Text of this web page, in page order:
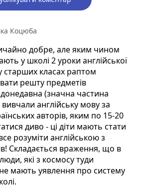
Коцюба
добре, але яким чином
у школі 2 уроки англійської
класах раптом
решту предметів
(значна частина
вивчали англійську мову за
авторів, яким по 15-20
диво - ці діти мають стати
розуміти англійською з
Складається враження, що в
які з космосу туди
мають уявлення про систему